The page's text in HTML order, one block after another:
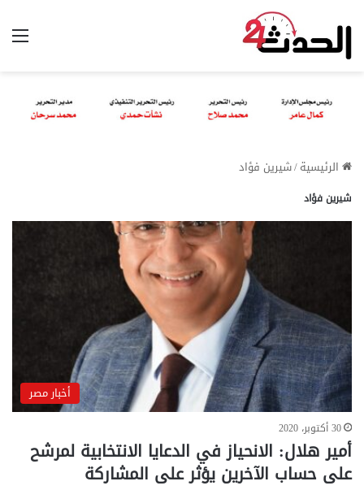
الرئيسية/شيرين فؤاد
شيرين فؤاد
أخبار مصر
30 أكتوبر، 2020
أمير هلال: الانحياز في الدعايا الانتخابية لمرشح
على حساب الآخرين يؤثر على المشاركة